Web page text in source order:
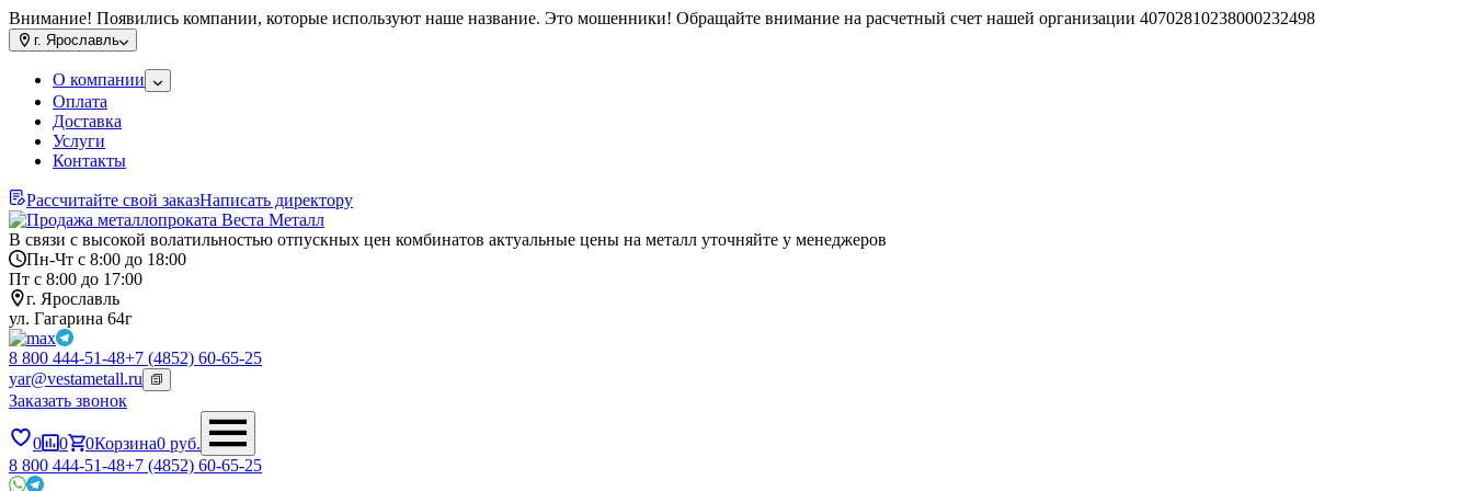
Внимание! Появились компании, которые используют наше название. Это мошенники! Обращайте внимание на расчетный счет нашей организации 40702810238000232498
г. Ярославль
О компании
Оплата
Доставка
Услуги
Контакты
Рассчитайте свой заказНаписать директору
В связи с высокой волатильностью отпускных цен комбинатов актуальные цены на металл уточняйте у менеджеров
Пн-Чт с 8:00 до 18:00
Пт с 8:00 до 17:00
г. Ярославль
ул. Гагарина 64г
8 800 444-51-48+7 (4852) 60-65-25
yar@vestametall.ru
Заказать звонок
0 0 0Корзина0 руб.
8 800 444-51-48+7 (4852) 60-65-25